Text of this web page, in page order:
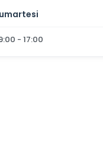
- 17:00